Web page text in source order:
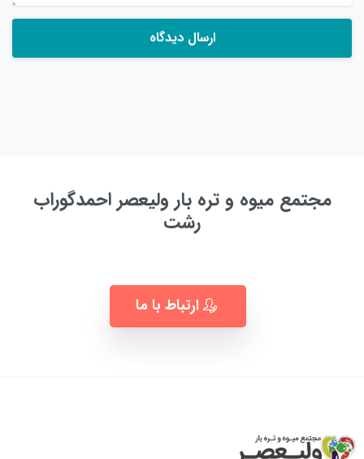
مجتمع میوه و تره بار ولیعصر احمدگوراب
رشت
ارتباط با ما